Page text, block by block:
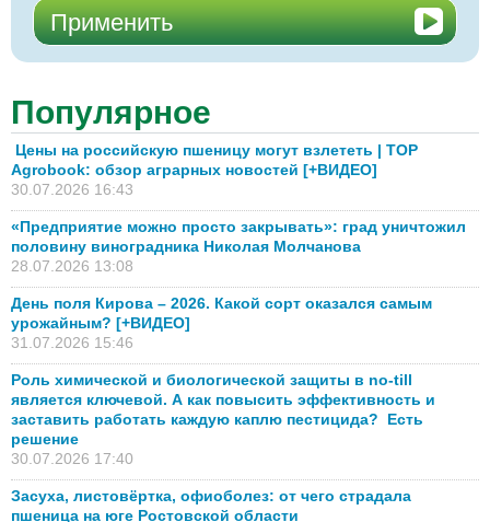
Популярное
Цены на российскую пшеницу могут взлететь | TOP
Agrobook: обзор аграрных новостей [+ВИДЕО]
30.07.2026 16:43
«Предприятие можно просто закрывать»: град уничтожил
половину виноградника Николая Молчанова
28.07.2026 13:08
День поля Кирова – 2026. Какой сорт оказался самым
урожайным? [+ВИДЕО]
31.07.2026 15:46
Роль химической и биологической защиты в no-till
является ключевой. А как повысить эффективность и
заставить работать каждую каплю пестицида? Есть
решение
30.07.2026 17:40
Засуха, листовёртка, офиоболез: от чего страдала
пшеница на юге Ростовской области